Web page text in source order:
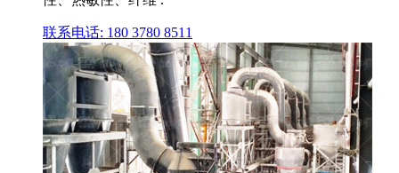
联系电话: 180 3780 8511